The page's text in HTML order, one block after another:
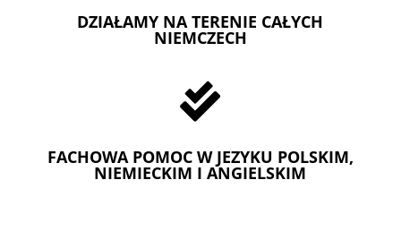
DZIAŁAMY NA TERENIE CAŁYCH
NIEMCZECH

FACHOWA POMOC W JEZYKU POLSKIM,
NIEMIECKIM I ANGIELSKIM